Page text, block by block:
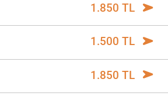
1.850 TL
1.500 TL
1.850 TL